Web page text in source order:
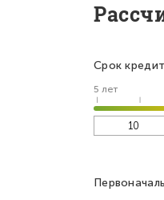
Срок
5 лет